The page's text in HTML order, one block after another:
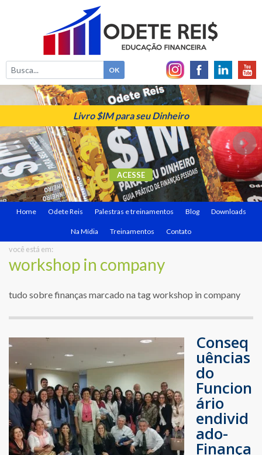
Livro $IM para seu Dinheiro
ACESSE
Home Odete Reis Palestras e treinamentos Blog Downloads
Na Mídia Treinamentos Contato
você está em:
workshop in company
tudo sobre finanças marcado na tag workshop in company
Conseq
uências
do
Funcion
ário
endivid
ado-
Finança